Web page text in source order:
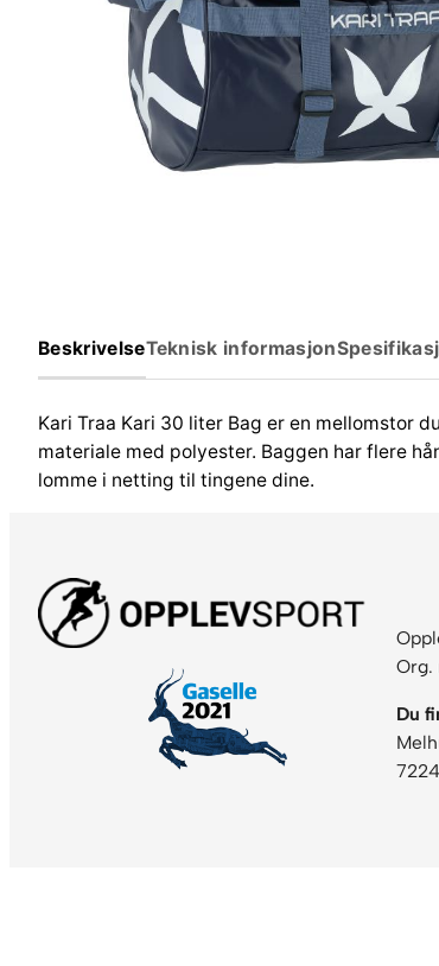
BeskrivelseTeknisk informasjon
Kari Traa Kari 30 liter Bag er en mellomstor
materiale med polyester. Baggen har flere
lomme i netting til tingene dine.
Org.
Du